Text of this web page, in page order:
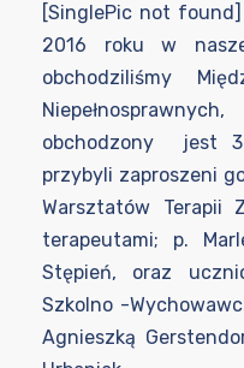
[SinglePic not
2016 roku w
obchodziliśmy
obchodzony jest 3
przybyli zaproszeni
Warsztatów Terapii
terapeutami; p.
Stępień, oraz
Szkolno -
Agnieszką